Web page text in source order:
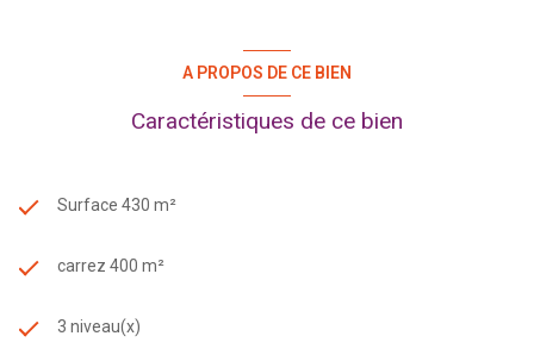
A PROPOS DE CE BIEN
Caractéristiques de ce bien
Surface 430 m²
carrez 400 m²
3 niveau(x)